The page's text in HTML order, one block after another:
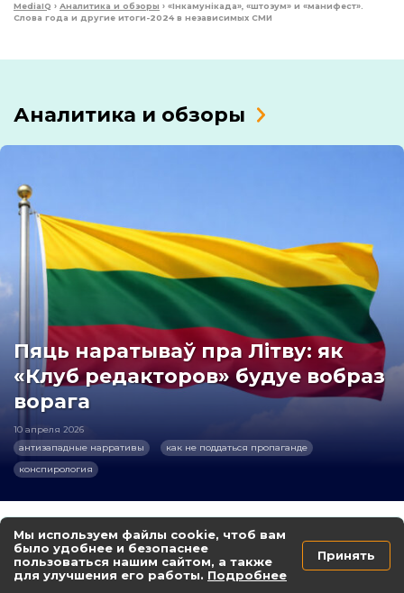
MediaIQ › Аналитика и обзоры › «Інкамунікада», «штозум» и «манифест».
Слова года и другие итоги-2024 в независимых СМИ
Аналитика и обзоры
Пяць наратываў пра Літву: як
«Клуб редакторов» будуе вобраз
ворага
10 апреля 2026
антизападные нарративы
как не поддаться пропаганде
конспирология
Эволюция информационной поляризации:
Комплексный анализ освещения
президентских выборов 2025 года в
беларусских медиа
Мы используем файлы cookie, чтоб вам
было удобнее и безопаснее
пользоваться нашим сайтом, а также
для улучшения его работы. Подробнее
Принять